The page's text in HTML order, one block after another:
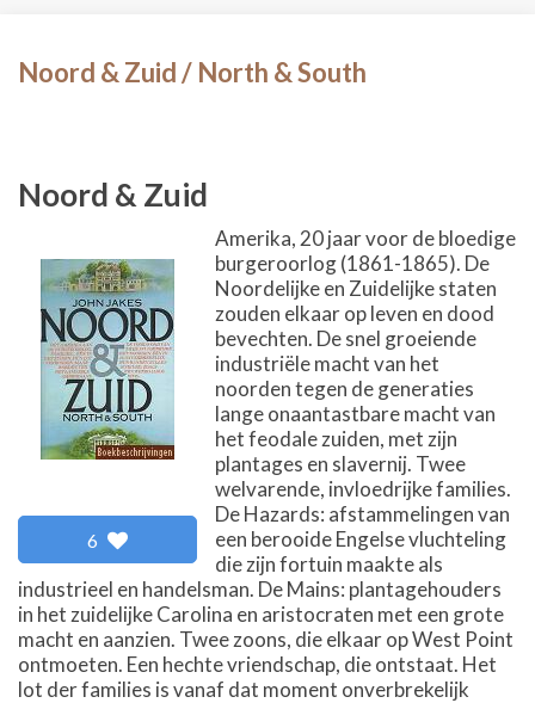
Noord & Zuid / North & South
Noord & Zuid
6
Amerika, 20 jaar voor de bloedige
burgeroorlog (1861-1865). De
Noordelijke en Zuidelijke staten
zouden elkaar op leven en dood
bevechten. De snel groeiende
industriële macht van het
noorden tegen de generaties
lange onaantastbare macht van
het feodale zuiden, met zijn
plantages en slavernij. Twee
welvarende, invloedrijke families.
De Hazards: afstammelingen van
een berooide Engelse vluchteling
die zijn fortuin maakte als
industrieel en handelsman. De Mains: plantagehouders
in het zuidelijke Carolina en aristocraten met een grote
macht en aanzien. Twee zoons, die elkaar op West Point
ontmoeten. Een hechte vriendschap, die ontstaat. Het
lot der families is vanaf dat moment onverbrekelijk